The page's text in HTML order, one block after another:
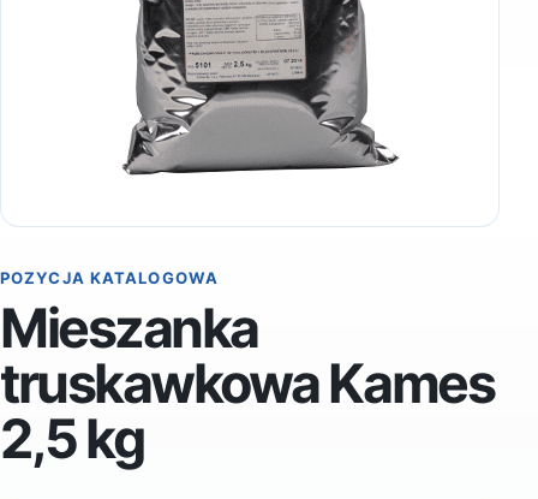
POZYCJA KATALOGOWA
Mieszanka
truskawkowa Kames
2,5 kg